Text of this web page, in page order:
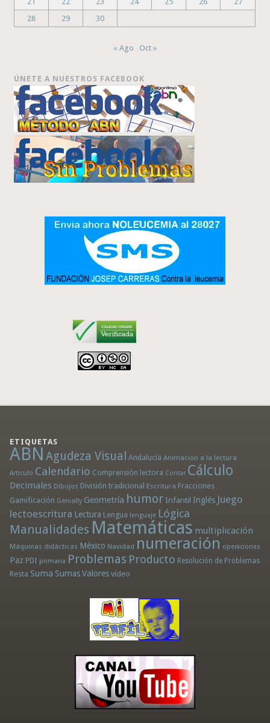
28
29 30
« Ago Oct »
ÚNETE A NUESTROS FACEBOOK
ETIQUETAS
ABN Agudeza Visual Andalucía Animación a la lectura
Artículo Calendario Comprensión lectora Contar Cálculo
Decimales Dibujos División tradicional Escritura Fracciones
Gamificación Genially Geometría humor Infantil Inglés Juego
lectoescritura Lectura Lengua lenguaje Lógica
Manualidades Matemáticas multiplicación
Máquinas didácticas México Navidad numeración operaciones
Paz PDI primaria Problemas Producto Resolución de Problemas
Resta Suma Sumas Valores vídeo